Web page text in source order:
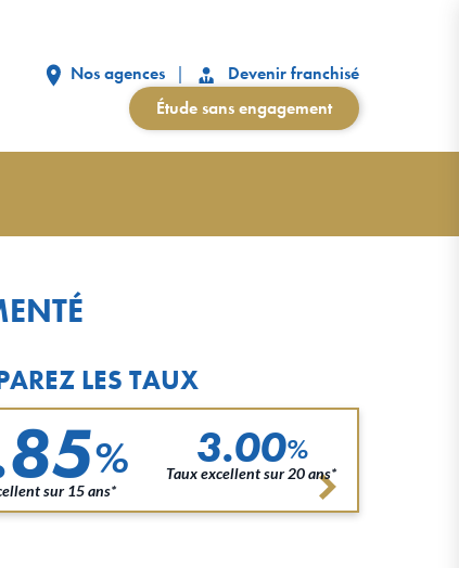
Nos agences
Devenir franchisé
Étude sans engagement
LES TAUX
%
sur 15 ans*
3.00%
Taux excellent sur 20 ans*